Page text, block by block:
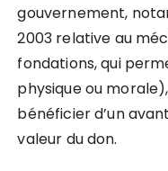
gouvernement,
2003 relative au
fondations, qui
physique ou
bénéficier d’un
valeur du don.